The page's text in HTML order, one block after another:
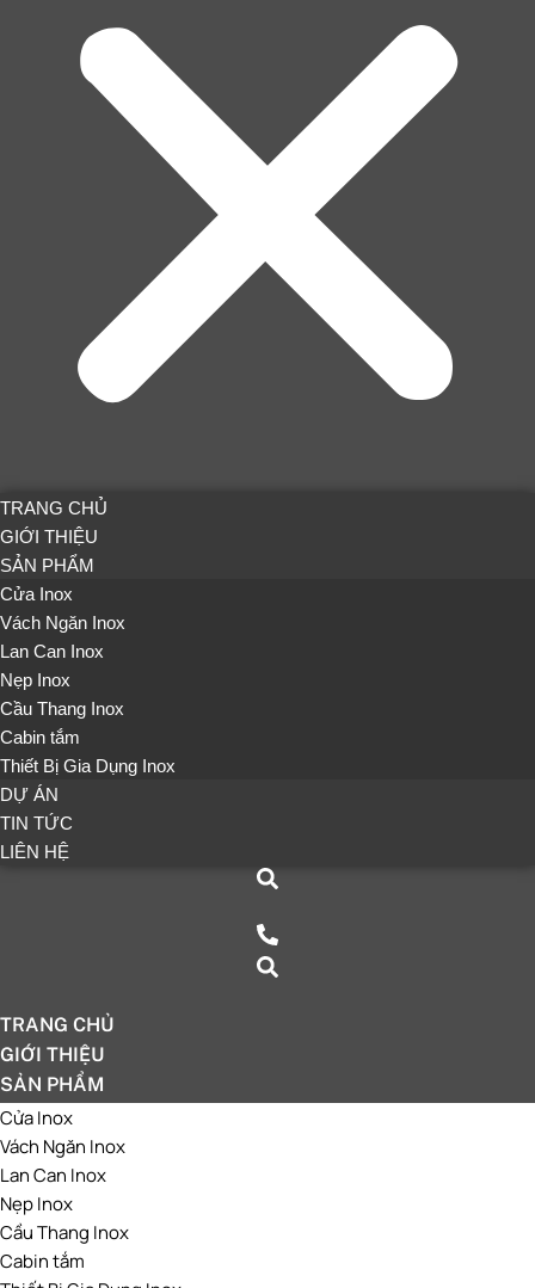
TRANG CHỦ
GIỚI THIỆU
SẢN PHẨM
Cửa Inox
Vách Ngăn Inox
Lan Can Inox
Nẹp Inox
Cầu Thang Inox
Cabin tắm
Thiết Bị Gia Dụng Inox
DỰ ÁN
TIN TỨC
LIÊN HỆ
TRANG CHỦ
GIỚI THIỆU
SẢN PHẨM
Cửa Inox
Vách Ngăn Inox
Lan Can Inox
Nẹp Inox
Cầu Thang Inox
Cabin tắm